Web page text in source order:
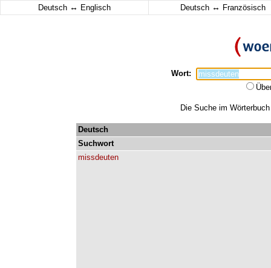
Deutsch ↔ Englisch Deutsch ↔ Französisch
Wort:
Die Suche im
Deutsch
Suchwort
missdeuten